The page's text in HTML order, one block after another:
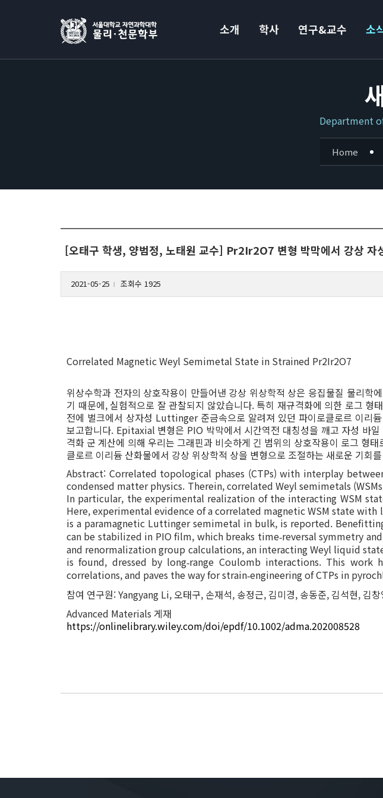
소개 학사 연구&교수 소
Department
Home
[오태구 학생, 양범정, 노태원 교수] Pr2Ir2O7 변형 박막에서 강상
2021-05-25 l 조회수 1925
Correlated Magnetic Weyl Semimetal State in Strained Pr2Ir2O7
위상수학과 전자의 상호작용이 만들어낸 강상 위상학적 상은 응집물질 물리
기 때문에, 실험적으로 잘 관찰되지 않았습니다. 특히 재규격화에 의한 로그
전에 벌크에서 상자성 Luttinger 준금속으로 알려져 있던 파이로클로르 이리
보고합니다. Epitaxial 변형은 PIO 박막에서 시간역전 대칭성을 깨고 자성 바
격화 군 계산에 의해 우리는 그래핀과 비슷하게 긴 범위의 상호작용이 로그 형
클로르 이리듐 산화물에서 강상 위상학적 상을 변형으로 조절하는 새로운 기회
Abstract: Correlated topological phases (CTPs) with interplay
condensed matter physics. Therein, correlated Weyl semimetals
In particular, the experimental realization of the interacting WSM
Here, experimental evidence of a correlated magnetic WSM state
is a paramagnetic Luttinger semimetal in bulk, is reported.
can be stabilized in PIO film, which breaks time‐reversal symmetry
and renormalization group calculations, an interacting Weyl liquid
is found, dressed by long‐range Coulomb interactions. This
correlations, and paves the way for strain‐engineering of CTPs in
참여 연구원: Yangyang Li, 오태구, 손재석, 송정근, 김미경, 송동준, 김석현, 김
Advanced Materials 게재
https://onlinelibrary.wiley.com/doi/epdf/10.1002/adma.202008528